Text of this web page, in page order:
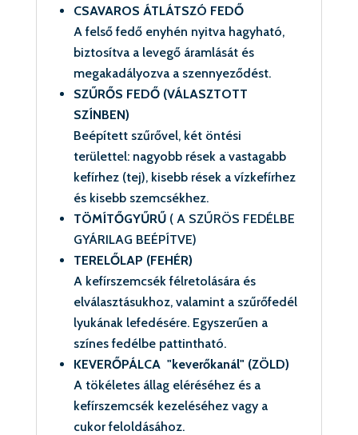
CSAVAROS ÁTLÁTSZÓ FEDŐ
A felső fedő enyhén nyitva hagyható,
biztosítva a levegő áramlását és
megakadályozva a szennyeződést.
SZŰRŐS FEDŐ (VÁLASZTOTT
SZÍNBEN)
Beépített szűrővel, két öntési
területtel: nagyobb rések a vastagabb
kefírhez (tej), kisebb rések a vízkefírhez
és kisebb szemcsékhez.
TÖMÍTŐGYŰRŰ( A SZŰRÖS FEDÉLBE
GYÁRILAG BEÉPÍTVE)
TERELŐLAP (FEHÉR)
A kefírszemcsék félretolására és
elválasztásukhoz, valamint a szűrőfedél
lyukának lefedésére. Egyszerűen a
színes fedélbe pattintható.
KEVERŐPÁLCA "keverőkanál" (ZÖLD)
A tökéletes állag eléréséhez és a
kefírszemcsék kezeléséhez vagy a
cukor feloldásához.